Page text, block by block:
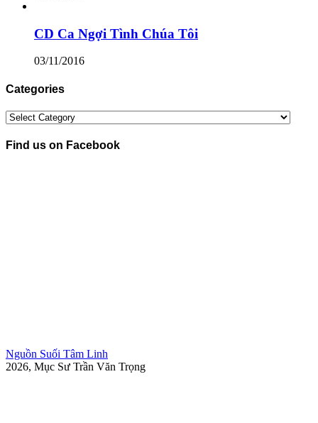
CD Ca Ngợi Tình Chúa Tôi
03/11/2016
Categories
Categories
Find us on Facebook
Nguồn Suối Tâm Linh
2026, Mục Sư Trần Văn Trọng